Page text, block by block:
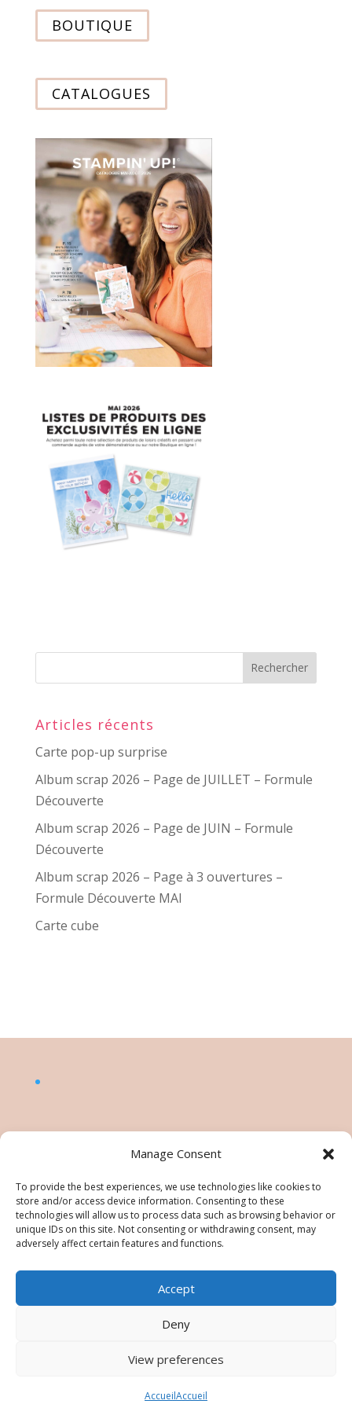
Manage Consent
To provide the best experiences, we use technologies like cookies to
store and/or access device information. Consenting to these
technologies will allow us to process data such as browsing behavior or
unique IDs on this site. Not consenting or withdrawing consent, may
adversely affect certain features and functions.
Accept
Deny
View preferences
AccueilAccueil
BOUTIQUE
CATALOGUES
Articles récents
Carte pop-up surprise
Album scrap 2026 – Page de JUILLET – Formule
Découverte
Album scrap 2026 – Page de JUIN – Formule
Découverte
Album scrap 2026 – Page à 3 ouvertures –
Formule Découverte MAI
Carte cube
©Nésiris. Katia Picollier est Démonstratrice
indépendante pour Stampin' Up!®. Katia est
responsable du contenu de ce site, pour toute
utilisation des tutos/images/photos une
Images © Stampin’ Up!®